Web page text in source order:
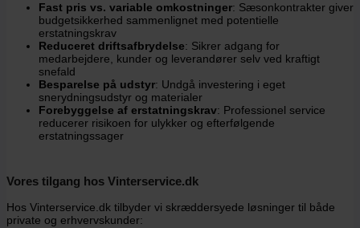
Fast pris vs. variable omkostninger: Sæsonkontrakter giver
budgetsikkerhed sammenlignet med potentielle
erstatningskrav
Reduceret driftsafbrydelse: Sikrer adgang for
medarbejdere, kunder og leverandører selv ved kraftigt
snefald
Besparelse på udstyr: Undgå investering i eget
snerydningsudstyr og materialer
Forebyggelse af erstatningskrav: Professionel service
reducerer risikoen for ulykker og efterfølgende
erstatningssager
Vores tilgang hos Vinterservice.dk
Hos Vinterservice.dk tilbyder vi skræddersyede løsninger til både
private og erhvervskunder: